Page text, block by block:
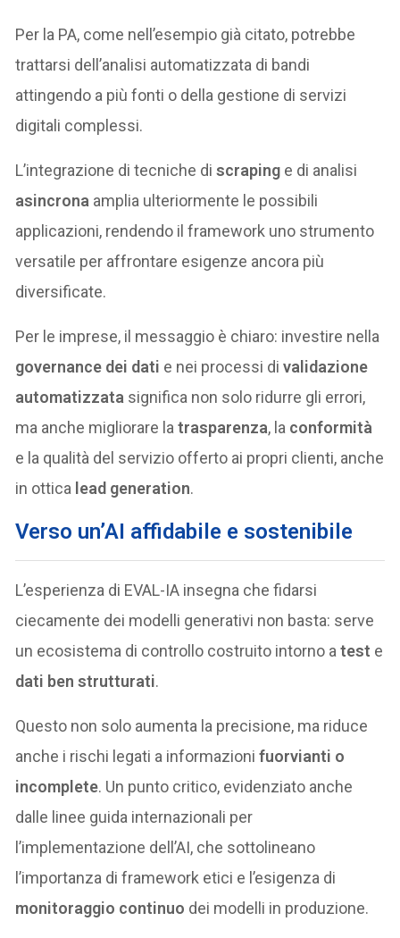
Per la PA, come nell’esempio già citato, potrebbe
trattarsi dell’analisi automatizzata di bandi
attingendo a più fonti o della gestione di servizi
digitali complessi.
L’integrazione di tecniche discraping e di analisi
asincrona amplia ulteriormente le possibili
applicazioni, rendendo il framework uno strumento
versatile per affrontare esigenze ancora più
diversificate.
Per le imprese, il messaggio è chiaro: investire nella
governance dei dati e nei processi divalidazione
automatizzata significa non solo ridurre gli errori,
ma anche migliorare latrasparenza, la conformità
e la qualità del servizio offerto ai propri clienti, anche
in ottica lead generation.
Verso un’AI affidabile e sostenibile
L’esperienza di EVAL-IA insegna che fidarsi
ciecamente dei modelli generativi non basta: serve
un ecosistema di controllo costruito intorno atest e
dati ben strutturati.
Questo non solo aumenta la precisione, ma riduce
anche i rischi legati a informazionifuorvianti o
incomplete. Un punto critico, evidenziato anche
dalle linee guida internazionali per
l’implementazione dell’AI, che sottolineano
l’importanza di framework etici e l’esigenza di
monitoraggio continuo dei modelli in produzione.